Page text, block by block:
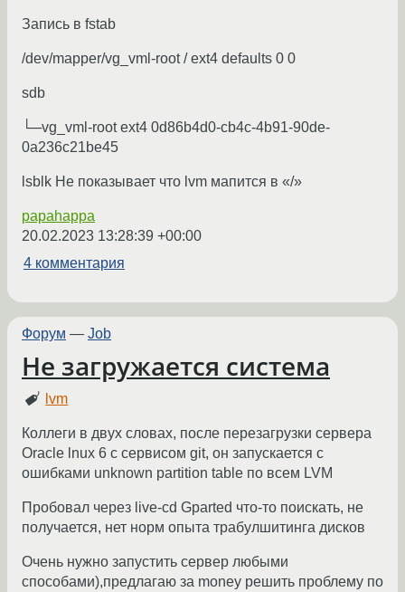
Запись в fstab
/dev/mapper/vg_vml-root / ext4 defaults 0 0
sdb
└─vg_vml-root ext4 0d86b4d0-cb4c-4b91-90de-
0a236c21be45
lsblk Не показывает что lvm мапится в «/»
papahappa
20.02.2023 13:28:39 +00:00
4 комментария
Форум — Job
Не загружается система
lvm
Коллеги в двух словах, после перезагрузки сервера
Oracle lnux 6 с сервисом git, он запускается с
ошибками unknown partition table по всем LVM
Пробовал через live-cd Gparted что-то поискать, не
получается, нет норм опыта трабулшитинга дисков
Очень нужно запустить сервер любыми
способами),предлагаю за money решить проблему по